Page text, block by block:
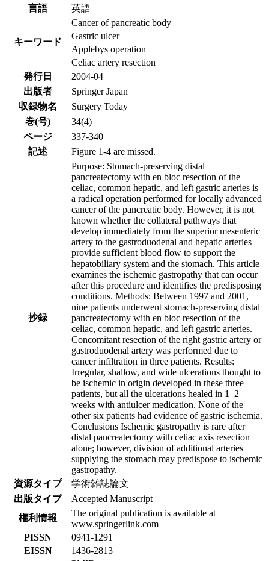
言語
英語
キーワード
Cancer of pancreatic body
Gastric ulcer
Applebys operation
Celiac artery resection
発行日
2004-04
出版者
Springer Japan
収録物名
Surgery Today
巻(号)
34(4)
ページ
337-340
記述
Figure 1-4 are missed.
抄録
Purpose: Stomach-preserving distal
pancreatectomy with en bloc resection of the
celiac, common hepatic, and left gastric arteries is
a radical operation performed for locally advanced
cancer of the pancreatic body. However, it is not
known whether the collateral pathways that
develop immediately from the superior mesenteric
artery to the gastroduodenal and hepatic arteries
provide sufficient blood flow to support the
hepatobiliary system and the stomach. This article
examines the ischemic gastropathy that can occur
after this procedure and identifies the predisposing
conditions. Methods: Between 1997 and 2001,
nine patients underwent stomach-preserving distal
pancreatectomy with en bloc resection of the
celiac, common hepatic, and left gastric arteries.
Concomitant resection of the right gastric artery or
gastroduodenal artery was performed due to
cancer infiltration in three patients. Results:
Irregular, shallow, and wide ulcerations thought to
be ischemic in origin developed in these three
patients, but all the ulcerations healed in 1–2
weeks with antiulcer medication. None of the
other six patients had evidence of gastric ischemia.
Conclusions Ischemic gastropathy is rare after
distal pancreatectomy with celiac axis resection
alone; however, division of additional arteries
supplying the stomach may predispose to ischemic
gastropathy.
資源タイプ
学術雑誌論文
出版タイプ
Accepted Manuscript
権利情報
The original publication is available at
www.springerlink.com
PISSN
0941-1291
EISSN
1436-2813